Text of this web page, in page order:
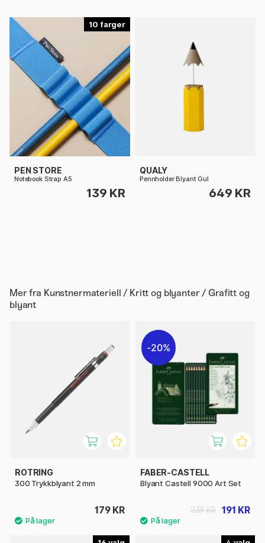
10
PEN STORE
Notebook Strap A5
139 KR
QUALY
Pennholder Blyant Gul
649 KR
Mer fra Kunstnermateriell / Kritt og blyanter / Grafitt og
blyant
ROTRING
300 Trykkblyant 2 mm
179 KR
20%
FABER-CASTELL
Blyant Castell 9000 Art Set
191 KR
239 KR